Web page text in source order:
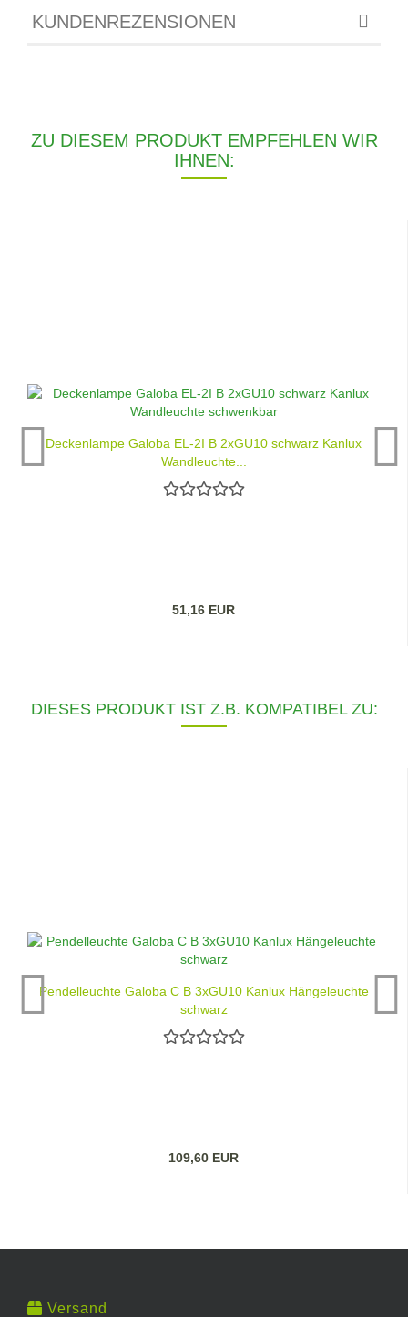
KUNDENREZENSIONEN
ZU DIESEM PRODUKT EMPFEHLEN WIR
IHNEN:
Deckenlampe Galoba EL-2I B 2xGU10 schwarz Kanlux
Wandleuchte...
51,16 EUR
DIESES PRODUKT IST Z.B. KOMPATIBEL ZU:
Pendelleuchte Galoba C B 3xGU10 Kanlux Hängeleuchte
schwarz
109,60 EUR
Versand